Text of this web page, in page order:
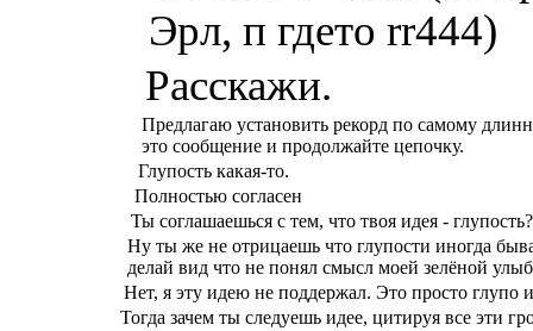
Эрл, п гдето rr444)
Расскажи.
Предлагаю установить рекорд по самому
это сообщение и продолжайте цепочку.
Глупость какая-то.
Полностью согласен
Ты соглашаешься с тем, что твоя идея -
Ну ты же не отрицаешь что глупости иногда
делай вид что не понял смысл моей зелёной
Нет, я эту идею не поддержал. Это просто глупо
Тогда зачем ты следуешь идее, цитируя все эти